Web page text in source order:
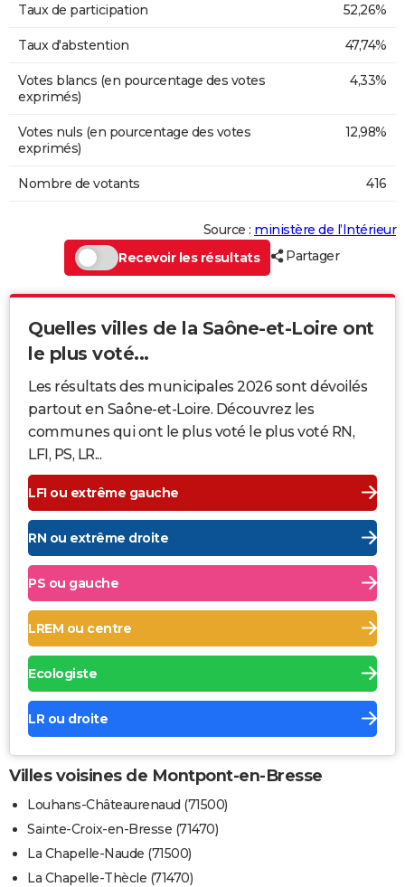
Taux de participation 52,26%
Taux d'abstention 47,74%
Votes blancs (en pourcentage des votes
exprimés)
4,33%
Votes nuls (en pourcentage des votes
exprimés)
12,98%
Nombre de votants 416
Source : ministère de l’Intérieur
Recevoir les résultats
Partager
Quelles villes de la Saône-et-Loire ont
le plus voté...
Les résultats des municipales 2026 sont dévoilés
partout en Saône-et-Loire. Découvrez les
communes qui ont le plus voté le plus voté RN,
LFI, PS, LR...
LFI ou extrême gauche
RN ou extrême droite
PS ou gauche
LREM ou centre
Ecologiste
LR ou droite
Villes voisines de Montpont-en-Bresse
Louhans-Châteaurenaud (71500)
Sainte-Croix-en-Bresse (71470)
La Chapelle-Naude (71500)
La Chapelle-Thècle (71470)